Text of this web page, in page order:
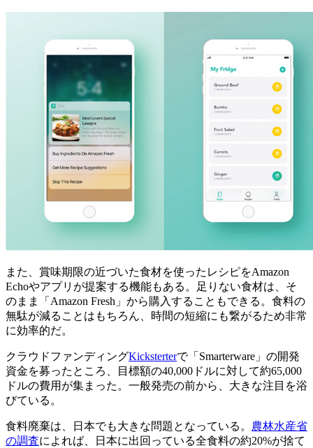
また、賞味期限の近づいた食材を使ったレシピをAmazon
Echoやアプリが提案する機能もある。足りない食材は、そ
のまま「Amazon Fresh」から購入することもできる。食料の
無駄が減ることはもちろん、時間の短縮にも繋がるため非常
に効率的だ。
クラウドファンディングKicksterterで「Smarterware」の開発
資金を募ったところ、目標額の40,000ドルに対して約65,000
ドルの費用が集まった。一般発売の前から、大きな注目を浴
びている。
食料廃棄は、日本でも大きな問題となっている。 農林水産省
の調査によれば、日本に出回っている全食料の約20%が捨て